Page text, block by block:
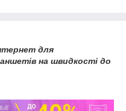
для
на швидкості до